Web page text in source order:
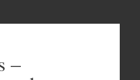
–